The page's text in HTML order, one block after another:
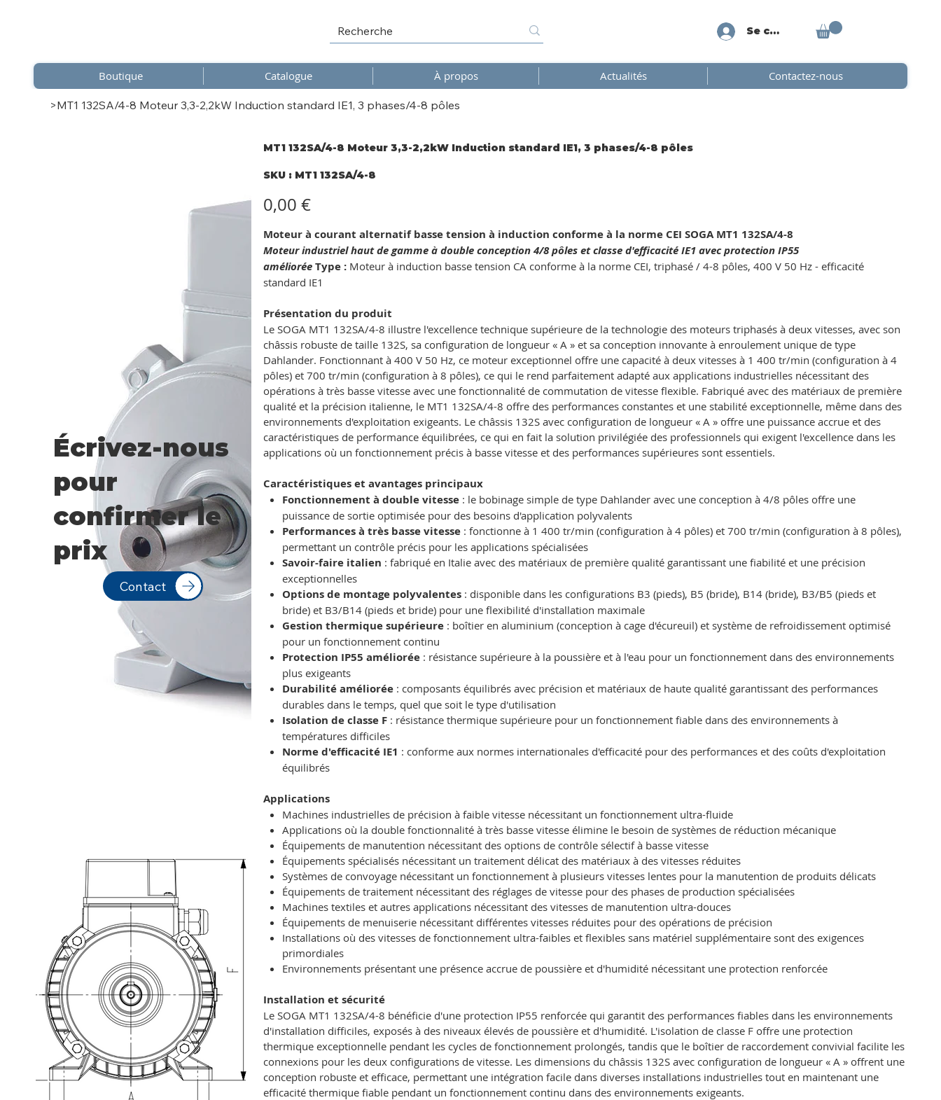
Se connecter
Boutique Catalogue À propos Actualités Contactez-nous
>MT1 132SA/4-8 Moteur 3,3-2,2kW Induction standard IE1, 3 phases/4-8 pôles
MT1 132SA/4-8 Moteur 3,3-2,2kW Induction standard IE1, 3 phases/4-8 pôles
SKU : SKU
MT1
MT1 132SA/4-8
0,00 €
Moteur à courant alternatif basse tension à induction conforme à la norme CEI SOGA MT1 132SA/4-8
Moteur industriel haut de gamme à double conception 4/8 pôles et classe d'efficacité IE1 avec protection IP55
amélioréeType : Moteur à induction basse tension CA conforme à la norme CEI, triphasé / 4-8 pôles, 400 V 50 Hz - efficacité
standard IE1
Présentation du produit
Le SOGA MT1 132SA/4-8 illustre l'excellence technique supérieure de la technologie des moteurs triphasés à deux vitesses, avec son
châssis robuste de taille 132S, sa configuration de longueur « A » et sa conception innovante à enroulement unique de type
Dahlander. Fonctionnant à 400 V 50 Hz, ce moteur exceptionnel offre une capacité à deux vitesses à 1 400 tr/min (configuration à 4
pôles) et 700 tr/min (configuration à 8 pôles), ce qui le rend parfaitement adapté aux applications industrielles nécessitant des
opérations à très basse vitesse avec une fonctionnalité de commutation de vitesse flexible. Fabriqué avec des matériaux de première
qualité et la précision italienne, le MT1 132SA/4-8 offre des performances constantes et une stabilité exceptionnelle, même dans des
environnements d'exploitation exigeants. Le châssis 132S avec configuration de longueur « A » offre une puissance accrue et des
caractéristiques de performance équilibrées, ce qui en fait la solution privilégiée des professionnels qui exigent l'excellence dans les
applications où un fonctionnement précis à basse vitesse et des performances supérieures sont essentiels.
Caractéristiques et avantages principaux
Fonctionnement à double vitesse : le bobinage simple de type Dahlander avec une conception à 4/8 pôles offre une
puissance de sortie optimisée pour des besoins d'application polyvalents
Performances à très basse vitesse : fonctionne à 1 400 tr/min (configuration à 4 pôles) et 700 tr/min (configuration à 8 pôles),
permettant un contrôle précis pour les applications spécialisées
Savoir-faire italien : fabriqué en Italie avec des matériaux de première qualité garantissant une fiabilité et une précision
exceptionnelles
Options de montage polyvalentes : disponible dans les configurations B3 (pieds), B5 (bride), B14 (bride), B3/B5 (pieds et
bride) et B3/B14 (pieds et bride) pour une flexibilité d'installation maximale
Gestion thermique supérieure : boîtier en aluminium (conception à cage d'écureuil) et système de refroidissement optimisé
pour un fonctionnement continu
Protection IP55 améliorée : résistance supérieure à la poussière et à l'eau pour un fonctionnement dans des environnements
plus exigeants
Durabilité améliorée : composants équilibrés avec précision et matériaux de haute qualité garantissant des performances
durables dans le temps, quel que soit le type d'utilisation
Isolation de classe F : résistance thermique supérieure pour un fonctionnement fiable dans des environnements à
températures difficiles
Norme d'efficacité IE1 : conforme aux normes internationales d'efficacité pour des performances et des coûts d'exploitation
équilibrés
Applications
Machines industrielles de précision à faible vitesse nécessitant un fonctionnement ultra-fluide
Applications où la double fonctionnalité à très basse vitesse élimine le besoin de systèmes de réduction mécanique
Équipements de manutention nécessitant des options de contrôle sélectif à basse vitesse
Équipements spécialisés nécessitant un traitement délicat des matériaux à des vitesses réduites
Systèmes de convoyage nécessitant un fonctionnement à plusieurs vitesses lentes pour la manutention de produits délicats
Équipements de traitement nécessitant des réglages de vitesse pour des phases de production spécialisées
Machines textiles et autres applications nécessitant des vitesses de manutention ultra-douces
Équipements de menuiserie nécessitant différentes vitesses réduites pour des opérations de précision
Installations où des vitesses de fonctionnement ultra-faibles et flexibles sans matériel supplémentaire sont des exigences
primordiales
Environnements présentant une présence accrue de poussière et d'humidité nécessitant une protection renforcée
Installation et sécurité
Le SOGA MT1 132SA/4-8 bénéficie d'une protection IP55 renforcée qui garantit des performances fiables dans les environnements
d'installation difficiles, exposés à des niveaux élevés de poussière et d'humidité. L'isolation de classe F offre une protection
thermique exceptionnelle pendant les cycles de fonctionnement prolongés, tandis que le boîtier de raccordement convivial facilite les
connexions pour les deux configurations de vitesse. Les dimensions du châssis 132S avec configuration de longueur « A » offrent une
conception robuste et efficace, permettant une intégration facile dans diverses installations industrielles tout en maintenant une
efficacité thermique fiable pendant un fonctionnement continu dans des environnements exigeants.
Écrivez-nous
pour
confirmer le
prix
Contact